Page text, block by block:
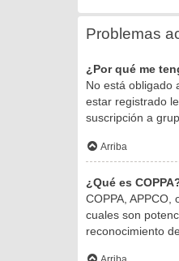
Problemas
¿Por qué me
No está obligado
estar registrado
suscripción a
Arriba
¿Qué es
COPPA,
cuales son
reconocimiento